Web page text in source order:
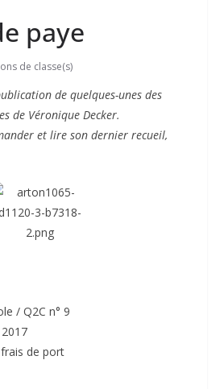
paye
de classe(s)
de quelques-unes des
de Véronique Decker.
et lire son dernier recueil,
/ Q2C n° 9
de port